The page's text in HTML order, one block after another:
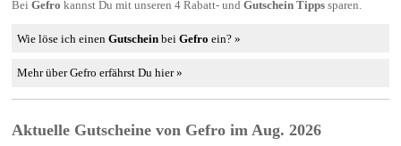
Bei Gefro kannst Du mit unseren 4 Rabatt- und Gutschein Tippssparen.
Wie löse ich einenGutschein beiGefro ein? »
Mehr über Gefro erfährst Du hier »
Aktuelle Gutscheine von Gefro im Aug. 2026